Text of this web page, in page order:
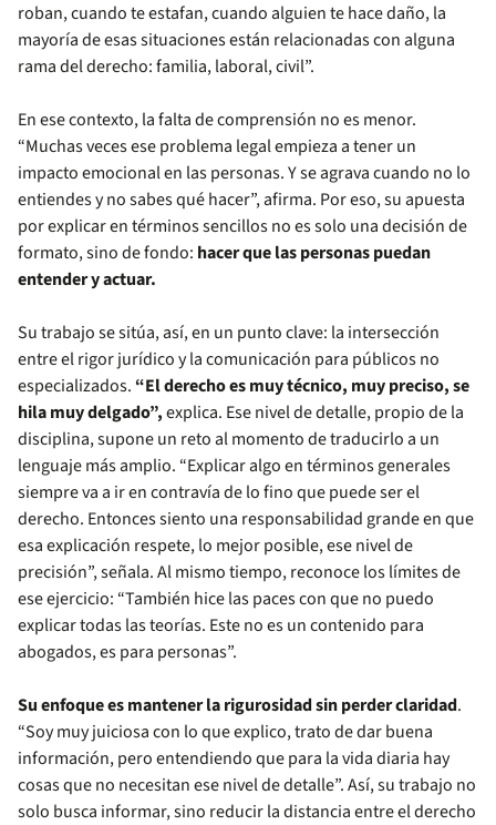
roban, cuando te estafan, cuando alguien te hace daño, la
mayoría de esas situaciones están relacionadas con alguna
rama del derecho: familia, laboral, civil”.
En ese contexto, la falta de comprensión no es menor.
“Muchas veces ese problema legal empieza a tener un
impacto emocional en las personas. Y se agrava cuando no lo
entiendes y no sabes qué hacer”, afirma. Por eso, su apuesta
por explicar en términos sencillos no es solo una decisión de
formato, sino de fondo: hacer que las personas puedan
entender y actuar.
Su trabajo se sitúa, así, en un punto clave: la intersección
entre el rigor jurídico y la comunicación para públicos no
especializados. “El derecho es muy técnico, muy preciso, se
hila muy delgado”,explica. Ese nivel de detalle, propio de la
disciplina, supone un reto al momento de traducirlo a un
lenguaje más amplio. “Explicar algo en términos generales
siempre va a ir en contravía de lo fino que puede ser el
derecho. Entonces siento una responsabilidad grande en que
esa explicación respete, lo mejor posible, ese nivel de
precisión”, señala. Al mismo tiempo, reconoce los límites de
ese ejercicio: “También hice las paces con que no puedo
explicar todas las teorías. Este no es un contenido para
abogados, es para personas”.
Su enfoque es mantener la rigurosidad sin perder claridad.
“Soy muy juiciosa con lo que explico, trato de dar buena
información, pero entendiendo que para la vida diaria hay
cosas que no necesitan ese nivel de detalle”. Así, su trabajo no
solo busca informar, sino reducir la distancia entre el derecho